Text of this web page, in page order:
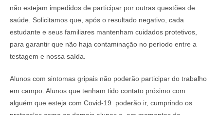
não estejam impedidos de participar por outras questões de
saúde. Solicitamos que, após o resultado negativo, cada
estudante e seus familiares mantenham cuidados protetivos,
para garantir que não haja contaminação no período entre a
testagem e nossa saída.
Alunos com sintomas gripais não poderão participar do trabalho
em campo. Alunos que tenham tido contato próximo com
alguém que esteja com Covid-19 poderão ir, cumprindo os